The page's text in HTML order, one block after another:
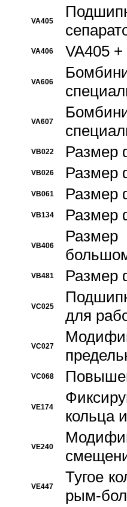
VA405
VA406 VA405
VA606
VA607
VB022 Размер
VB026 Размер
VB061 Размер
VB134 Размер
VB406
VB481 Размер
VC025
для
VC027
VC068
VE174
кольца
VE240
VE447
Тугое
рым-